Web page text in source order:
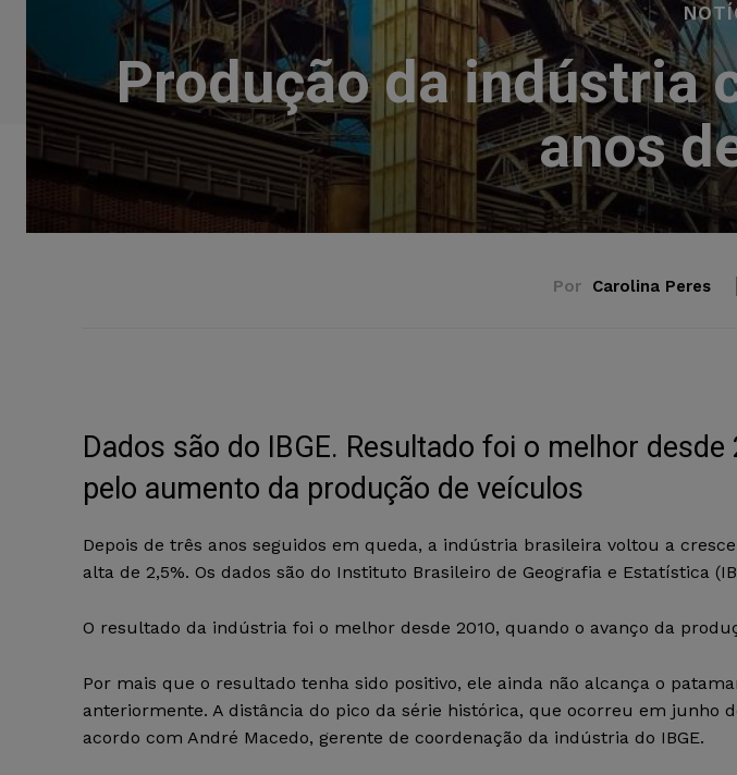
Produção da indústria
anos
Por Carolina Peres
Dados são do IBGE. Resultado foi o melhor
pelo aumento da produção de veículos
Depois de três anos seguidos em queda, a indústria brasileira voltou a
alta de 2,5%. Os dados são do Instituto Brasileiro de Geografia e Estatística
O resultado da indústria foi o melhor desde 2010, quando o avanço da
Por mais que o resultado tenha sido positivo, ele ainda não alcança o
anteriormente. A distância do pico da série histórica, que ocorreu em junho
acordo com André Macedo, gerente de coordenação da indústria do IBGE.